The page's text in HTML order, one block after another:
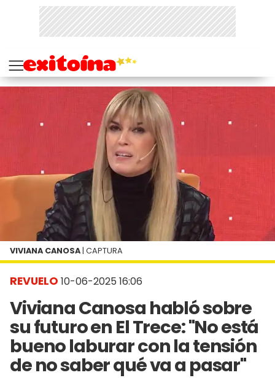
REVUELO 10-06-2025 16:06
Viviana Canosa habló sobre
su futuro en El Trece: "No está
bueno laburar con la tensión
de no saber qué va a pasar"
VIVIANA CANOSA | CAPTURA